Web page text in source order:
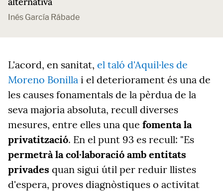
Inés García Rábade
L'acord, en sanitat, el taló d'Aquil·les de
Moreno Bonilla i el deteriorament és una de
les causes fonamentals de la pèrdua de la
seva majoria absoluta, recull diverses
mesures, entre elles una que fomenta la
privatització. En el punt 93 es recull: "Es
permetrà la col·laboració amb entitats
privades quan sigui útil per reduir llistes
d'espera, proves diagnòstiques o activitat